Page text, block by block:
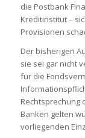
die Postbank
Kreditinstitut –
Provisionen
Der bisherigen
sie sei gar nicht
für die
Rechtsprechung
Banken gelten
vorliegenden